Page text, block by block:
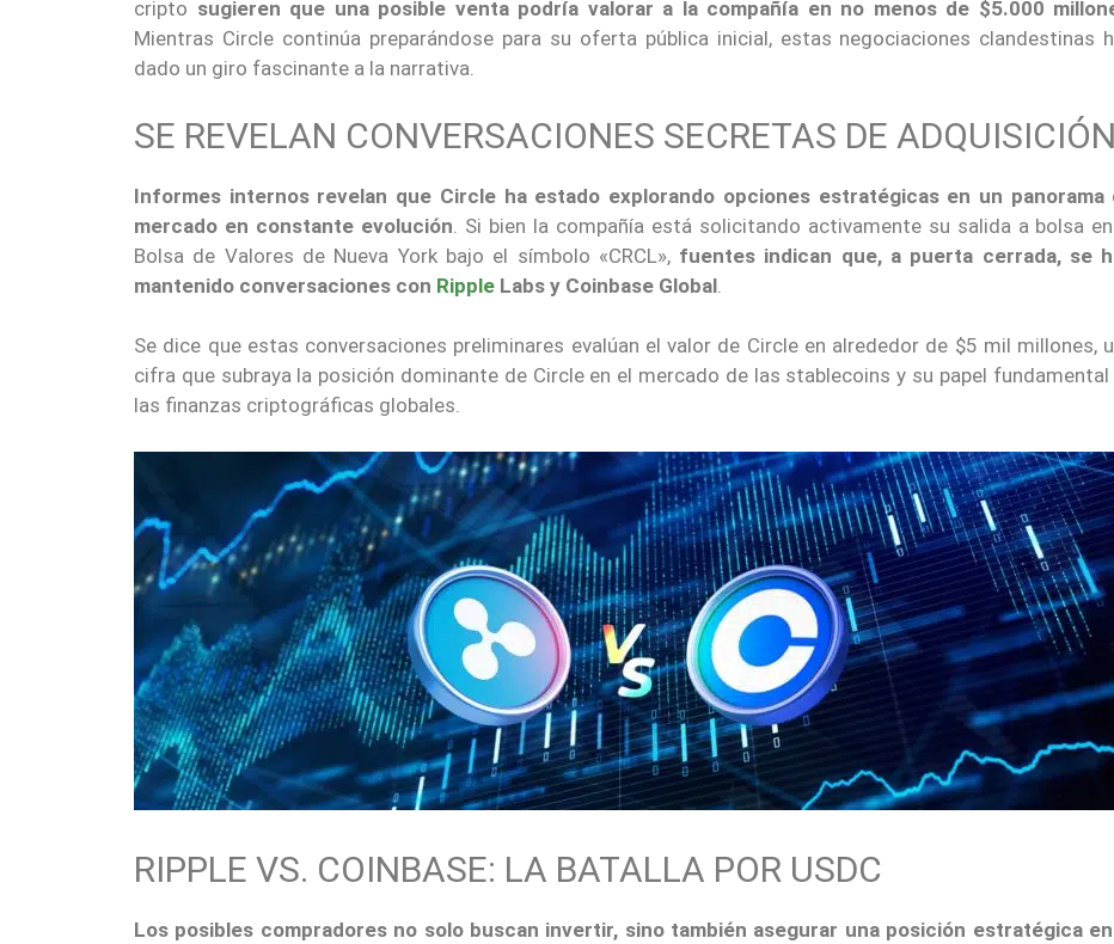
cripto sugieren que una posible venta podría valorar a la compañía en no menos de $5.000
Mientras Circle continúa preparándose para su oferta pública inicial, estas negociaciones clandestinas
dado un giro fascinante a la narrativa.
SE REVELAN CONVERSACIONES SECRETAS DE ADQUISICIÓN
Informes internos revelan que Circle ha estado explorando opciones estratégicas en un panorama
mercado en constante evolución . Si bien la compañía está solicitando activamente su salida a bolsa
Bolsa de Valores de Nueva York bajo el símbolo «CRCL», fuentes indican que, a puerta cerrada, se
mantenido conversaciones con Ripple Labs y Coinbase Global
Se dice que estas conversaciones preliminares evalúan el valor de Circle en alrededor de $5 mil millones,
cifra que subraya la posición dominante de Circle en el mercado de las stablecoins y su papel fundamental
las finanzas criptográficas globales.
RIPPLE VS. COINBASE: LA BATALLA POR USDC
Los posibles compradores no solo buscan invertir, sino también asegurar una posición estratégica